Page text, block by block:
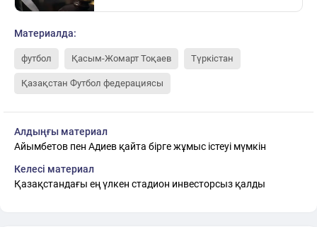
Материалда:
футбол Қасым-Жомарт Тоқаев Түркістан
Қазақстан Футбол федерациясы
Алдыңғы материал
Айымбетов пен Адиев қайта бірге жұмыс істеуі мүмкін
Келесі материал
Қазақстандағы ең үлкен стадион инвесторсыз қалды